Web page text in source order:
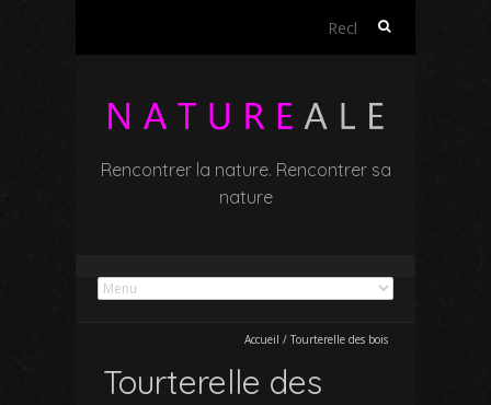
Rechercher :
Rencontrer la nature. Rencontrer sa
nature
Accueil / Tourterelle des bois
Tourterelle des